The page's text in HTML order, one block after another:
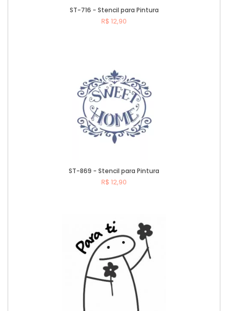
ST-716 - Stencil para Pintura
R$ 12,90
ST-869 - Stencil para Pintura
R$ 12,90